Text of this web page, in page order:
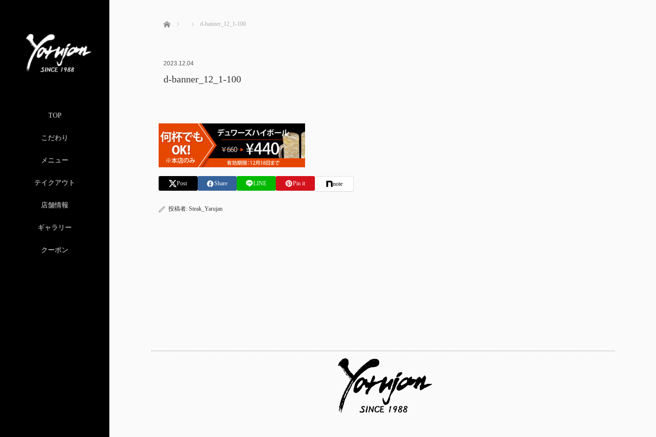
TOP
こだわり
メニュー
テイクアウト
店舗情報
ギャラリー
クーポン
ホーム d-banner_12_1-100
2023.12.04
d-banner_12_1-100
Post Share LINE Pin it note
投稿者: Steak_Yarujan